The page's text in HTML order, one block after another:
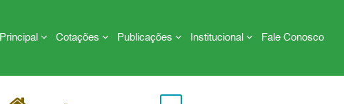
Principal Cotações Publicações Institucional Fale Conosco